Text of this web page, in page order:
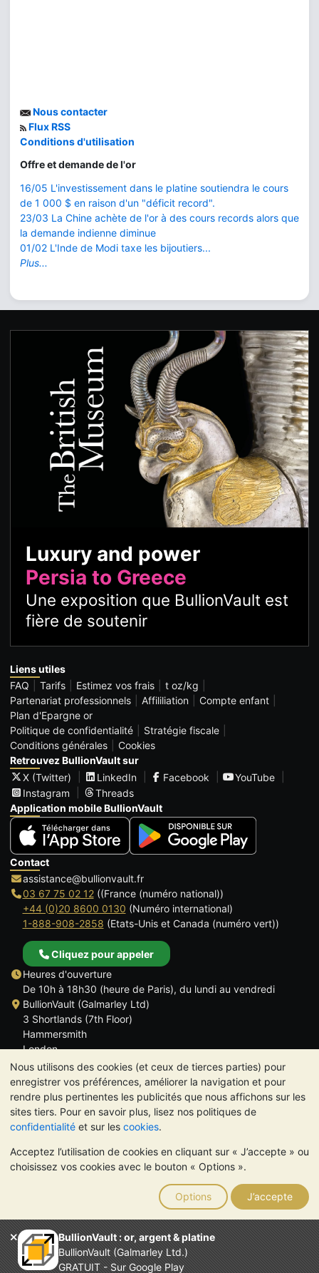
Nous utilisons des cookies (et ceux de tierces parties) pour
enregistrer vos préférences, améliorer la navigation et pour
rendre plus pertinentes les publicités que nous affichons sur les
sites tiers. Pour en savoir plus, lisez nos politiques de
confidentialité et sur les cookies.
Acceptez l’utilisation de cookies en cliquant sur « J’accepte » ou
choisissez vos cookies avec le bouton « Options ».
Options J’accepte
BullionVault : or, argent & platine
BullionVault (Galmarley Ltd.)
GRATUIT - Sur Google Play
Nous contacter
Flux RSS
Conditions d'utilisation
Offre et demande de l'or
16/05 L'investissement dans le platine soutiendra le cours
de 1 000 $ en raison d'un "déficit record".
23/03 La Chine achète de l'or à des cours records alors que
la demande indienne diminue
01/02 L'Inde de Modi taxe les bijoutiers...
Plus...
Luxury and power
Persia to Greece
Une exposition que BullionVault est
fière de soutenir
Liens utiles
FAQ
Tarifs Estimez vos frais
t oz/kg
Partenariat professionnels
Affililiation
Compte enfant
Plan d'Epargne or
Politique de confidentialité
Stratégie fiscale
Conditions générales
Cookies
Retrouvez BullionVault sur
X (Twitter)
LinkedIn Facebook
YouTube
Instagram
Threads
Application mobile BullionVault
Contact
assistance@bullionvault.fr
03 67 75 02 12((France (numéro national))
+44 (0)20 8600 0130 (Numéro international)
1-888-908-2858 (Etats-Unis et Canada (numéro vert))
Cliquez pour appeler
Heures d'ouverture
De 10h à 18h30 (heure de Paris), du lundi au vendredi
BullionVault (Galmarley Ltd)
3 Shortlands (7th Floor)
Hammersmith
London
W6 8DA
ROYAUME UNI
TrustScore 4.6 | 534 avis
VEUILLEZ NOTER: La valeur des métaux précieux peut aussi
bien baisser qu'augmenter. Les tendances historiques ne
garantissent pas l'évolution future des cours. Rien sur les sites
Internet de BullionVault ou dans ses communications ne
constitue un conseil en investissement. Demander l'avis d'un
professionnel est à envisager pour déterminer si la possession
de métaux précieux vous convient.